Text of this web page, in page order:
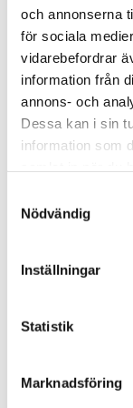
och annonserna
för sociala
vidarebefordrar
information från
annons- och
Dessa kan i sin
information som
Nödvändig
Inställningar
Statistik
Marknadsföring
Afrika
slå
Bibeln